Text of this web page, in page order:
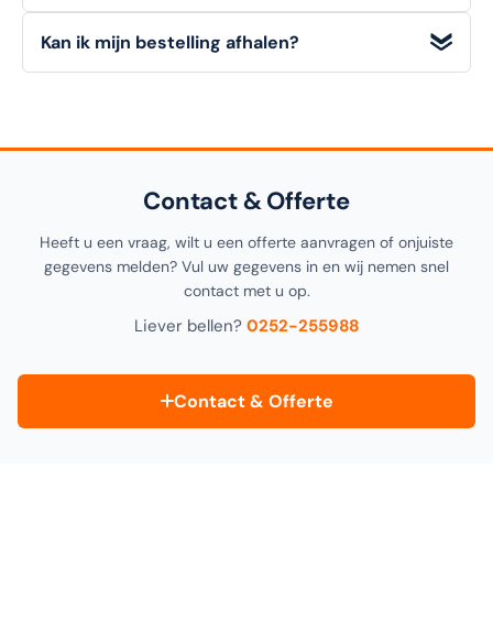
onze retourvoorwaarden voor alle details.
dit artikel vindt u in despecificatiesectie
hieronder op
deze pagina, alsook in de productomschrijving bovenaan.
Kan ik mijn bestelling afhalen?
Contact & Offerte
Heeft u een vraag, wilt u een offerte aanvragen of onjuiste
gegevens melden? Vul uw gegevens in en wij nemen snel
contact met u op.
Liever bellen? 0252-255988
Contact & Offerte